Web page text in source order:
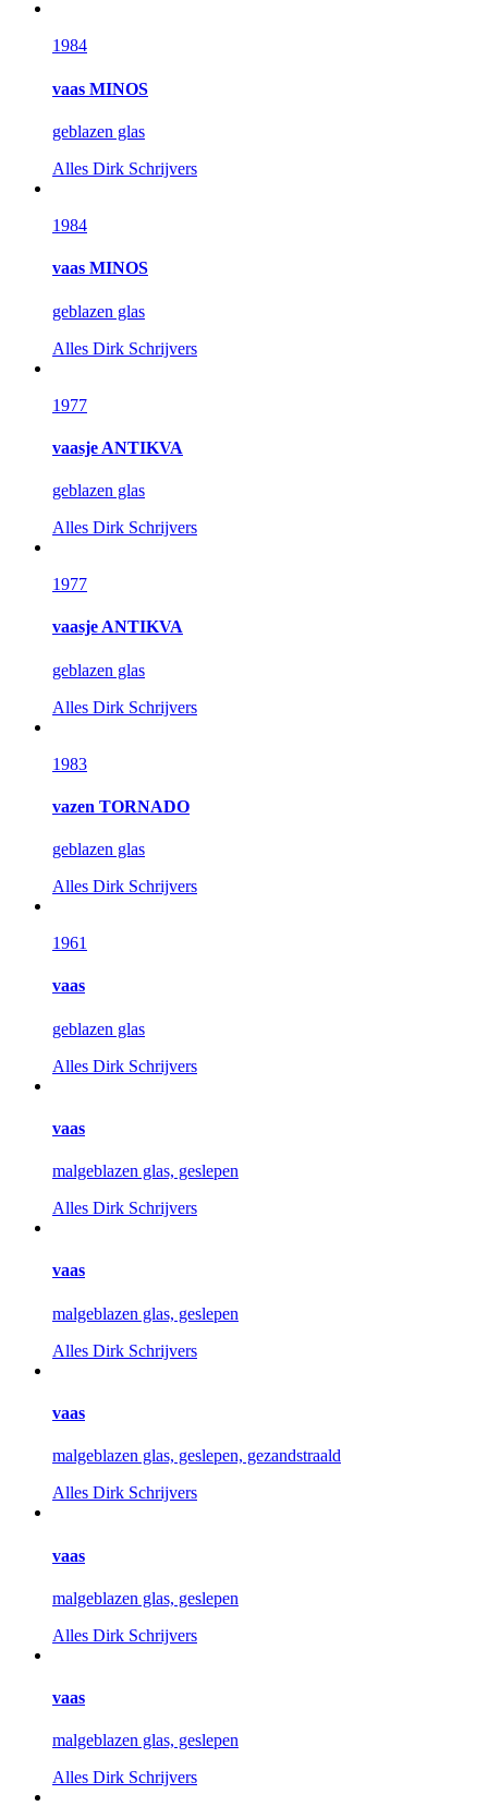
1984
vaas MINOS
geblazen glas
Alles Dirk Schrijvers
1984
vaas MINOS
geblazen glas
Alles Dirk Schrijvers
1977
vaasje ANTIKVA
geblazen glas
Alles Dirk Schrijvers
1977
vaasje ANTIKVA
geblazen glas
Alles Dirk Schrijvers
1983
vazen TORNADO
geblazen glas
Alles Dirk Schrijvers
1961
vaas
geblazen glas
Alles Dirk Schrijvers
vaas
malgeblazen glas, geslepen
Alles Dirk Schrijvers
vaas
malgeblazen glas, geslepen
Alles Dirk Schrijvers
vaas
malgeblazen glas, geslepen, gezandstraald
Alles Dirk Schrijvers
vaas
malgeblazen glas, geslepen
Alles Dirk Schrijvers
vaas
malgeblazen glas, geslepen
Alles Dirk Schrijvers